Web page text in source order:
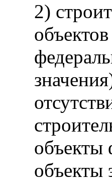
2)
объекты
объекты